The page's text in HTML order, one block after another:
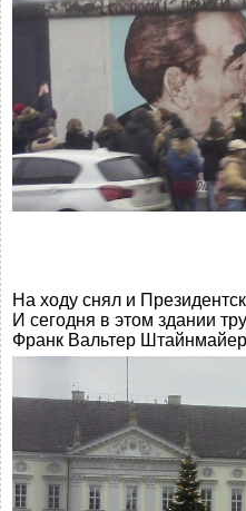
На ходу снял и
И сегодня в этом здании
Франк Вальтер Штайнмайер